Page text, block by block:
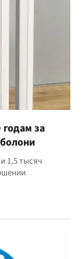
за
1,5 тысяч